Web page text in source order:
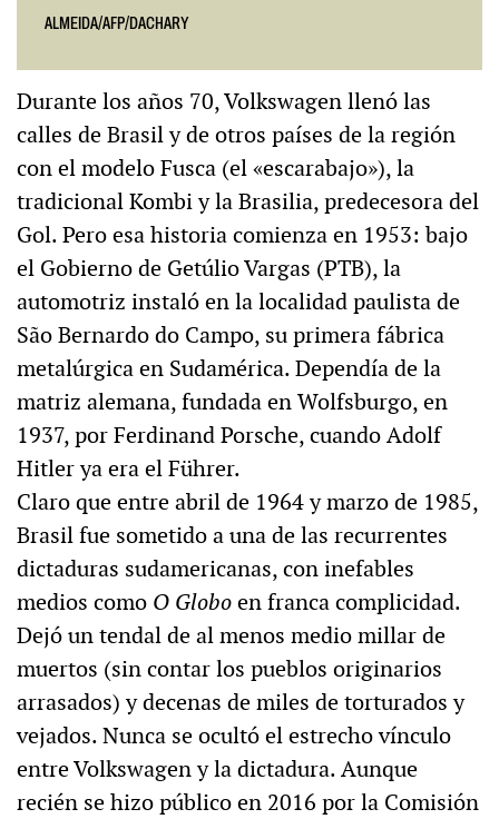
ALMEIDA/AFP/DACHARY
Durante los años 70, Volkswagen llenó las
calles de Brasil y de otros países de la región
con el modelo Fusca (el «escarabajo»), la
tradicional Kombi y la Brasilia, predecesora del
Gol. Pero esa historia comienza en 1953: bajo
el Gobierno de Getúlio Vargas (PTB), la
automotriz instaló en la localidad paulista de
São Bernardo do Campo, su primera fábrica
metalúrgica en Sudamérica. Dependía de la
matriz alemana, fundada en Wolfsburgo, en
1937, por Ferdinand Porsche, cuando Adolf
Hitler ya era el Führer.
Claro que entre abril de 1964 y marzo de 1985,
Brasil fue sometido a una de las recurrentes
dictaduras sudamericanas, con inefables
medios como O Globoen franca complicidad.
Dejó un tendal de al menos medio millar de
muertos (sin contar los pueblos originarios
arrasados) y decenas de miles de torturados y
vejados. Nunca se ocultó el estrecho vínculo
entre Volkswagen y la dictadura. Aunque
recién se hizo público en 2016 por la Comisión